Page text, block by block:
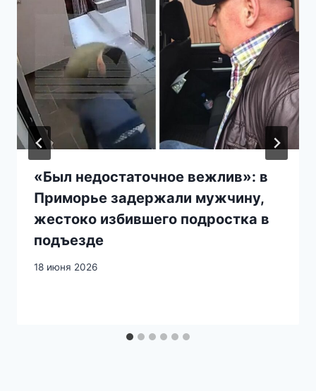
«Был недостаточное вежлив»: в
Приморье задержали мужчину,
жестоко избившего подростка в
подъезде
18 июня 2026